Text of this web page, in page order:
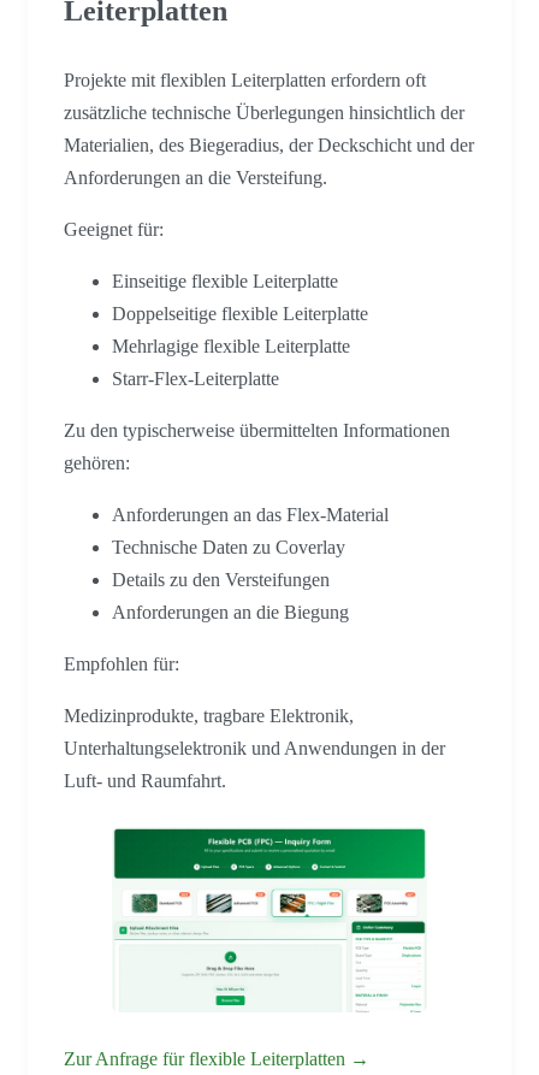
Leiterplatten
Projekte mit flexiblen Leiterplatten erfordern oft
zusätzliche technische Überlegungen hinsichtlich der
Materialien, des Biegeradius, der Deckschicht und der
Anforderungen an die Versteifung.
Geeignet für:
Einseitige flexible Leiterplatte
Doppelseitige flexible Leiterplatte
Mehrlagige flexible Leiterplatte
Starr-Flex-Leiterplatte
Zu den typischerweise übermittelten Informationen
gehören:
Anforderungen an das Flex-Material
Technische Daten zu Coverlay
Details zu den Versteifungen
Anforderungen an die Biegung
Empfohlen für:
Medizinprodukte, tragbare Elektronik,
Unterhaltungselektronik und Anwendungen in der
Luft- und Raumfahrt.
Zur Anfrage für flexible Leiterplatten →